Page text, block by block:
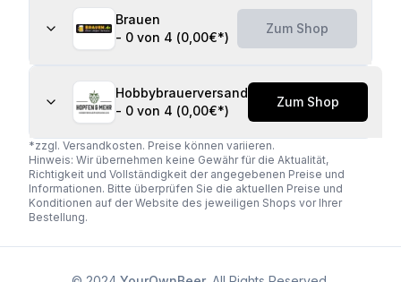
Brauen
- 0 von 4 (0,00€*)
Zum Shop
Hobbybrauerversand
- 0 von 4 (0,00€*)
Zum Shop
*zzgl. Versandkosten. Preise können variieren.
Hinweis: Wir übernehmen keine Gewähr für die Aktualität,
Richtigkeit und Vollständigkeit der angegebenen Preise und
Informationen. Bitte überprüfen Sie die aktuellen Preise und
Konditionen auf der Website des jeweiligen Shops vor Ihrer
Bestellung.